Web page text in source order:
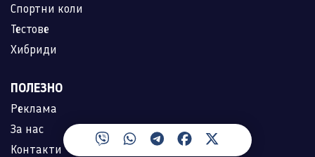
Спортни коли
Тестове
Хибриди
ПОЛЕЗНО
Реклама
За нас
Контакти